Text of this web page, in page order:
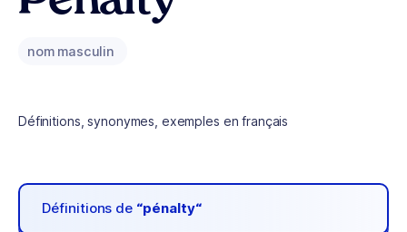
nom masculin
Définitions, synonymes, exemples en français
Définitions de “pénalty“